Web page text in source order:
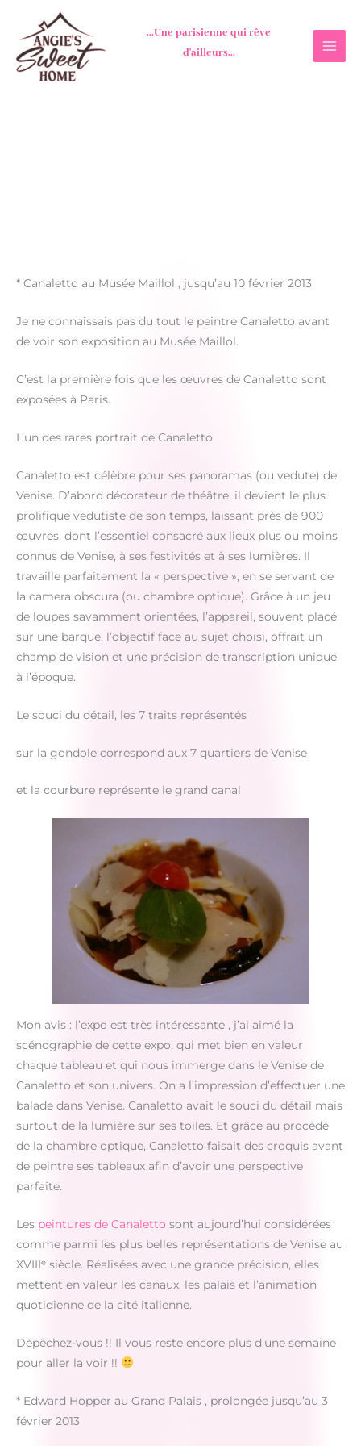
contenu
...Une parisienne qui rêve
d'ailleurs...
* Canaletto au Musée Maillol , jusqu’au 10 février 2013
Je ne connaissais pas du tout le peintre Canaletto avant
de voir son exposition au Musée Maillol.
C’est la première fois que les œuvres de Canaletto sont
exposées à Paris.
L’un des rares portrait de Canaletto
Canaletto est célèbre pour ses panoramas (ou vedute) de
Venise. D’abord décorateur de théâtre, il devient le plus
prolifique vedutiste de son temps, laissant près de 900
œuvres, dont l’essentiel consacré aux lieux plus ou moins
connus de Venise, à ses festivités et à ses lumières. Il
travaille parfaitement la « perspective », en se servant de
la camera obscura (ou chambre optique). Grâce à un jeu
de loupes savamment orientées, l’appareil, souvent placé
sur une barque, l’objectif face au sujet choisi, offrait un
champ de vision et une précision de transcription unique
à l’époque.
Le souci du détail, les 7 traits représentés
sur la gondole correspond aux 7 quartiers de Venise
et la courbure représente le grand canal
Mon avis : l’expo est très intéressante , j’ai aimé la
scénographie de cette expo, qui met bien en valeur
chaque tableau et qui nous immerge dans le Venise de
Canaletto et son univers. On a l’impression d’effectuer une
balade dans Venise. Canaletto avait le souci du détail mais
surtout de la lumière sur ses toiles. Et grâce au procédé
de la chambre optique, Canaletto faisait des croquis avant
de peintre ses tableaux afin d’avoir une perspective
parfaite.
Les peintures de Canaletto sont aujourd’hui considérées
comme parmi les plus belles représentations de Venise au
XVIIIᵉ siècle. Réalisées avec une grande précision, elles
mettent en valeur les canaux, les palais et l’animation
quotidienne de la cité italienne.
Dépêchez-vous !! Il vous reste encore plus d’une semaine
pour aller la voir !!
* Edward Hopper au Grand Palais , prolongée jusqu’au 3
février 2013